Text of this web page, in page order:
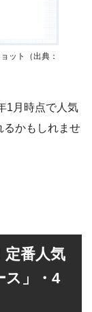
ット（出典：
1月時点で人気
るかもしれませ
定番人気
ス」・4